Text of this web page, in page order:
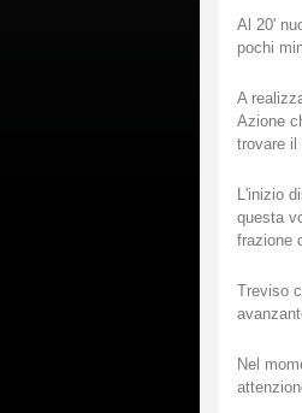
Al 20'
pochi
A
Azione
trovare il
L'inizio
questa
frazione
Treviso
Nel